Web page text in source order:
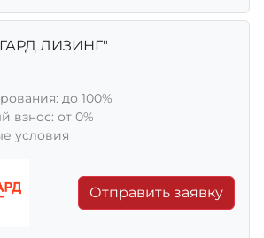
ЛИЗИНГ"
до 100%
взнос: от 0%
условия
Отправить заявку